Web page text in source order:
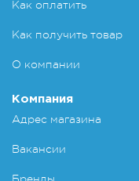
Как оплатить
Как получить товар
О компании
Компания
Адрес магазина
Вакансии